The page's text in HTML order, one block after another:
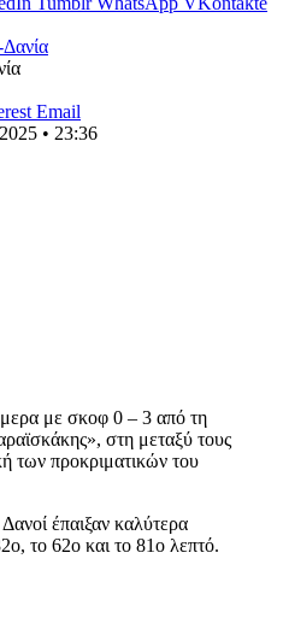
Email
• 23:36
με σκοφ 0 – 3 από τη
στη μεταξύ τους
των προκριματικών του
έπαιξαν καλύτερα
το 62ο και το 81ο λεπτό.